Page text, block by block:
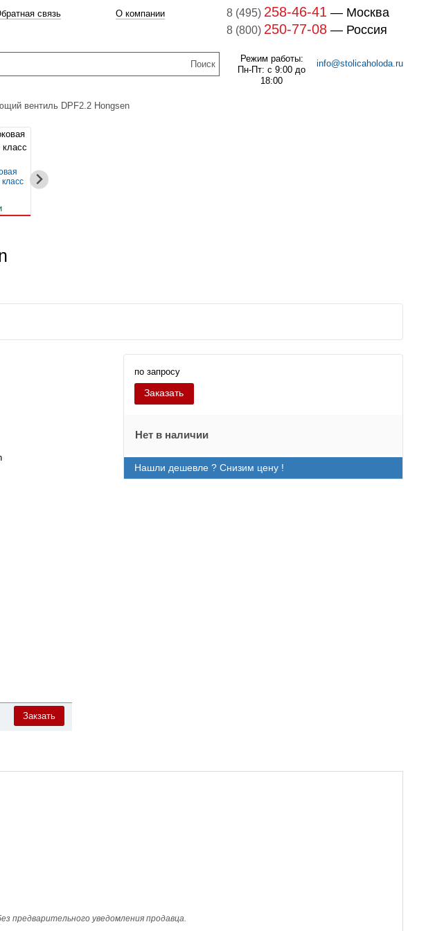
связь О компании 8 (495) 258-46-41 — Москва
8 (800) 250-77-08 — Россия
Режим работы:
Пн-Пт: с 9:00 до
18:00
info@stolicaholoda.ru
вентиль DPF2.2 Hongsen
по запросу
Заказать
Нет в наличии
Нашли дешевле ? Снизим цену !
Закзать
предварительного уведомления продавца.